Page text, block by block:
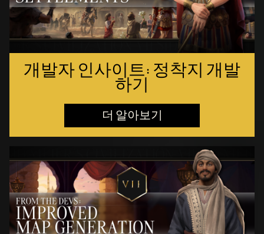
개발자 인사이트: 정착지 개발
하기
더 알아보기